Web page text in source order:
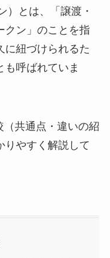
）とは、「譲渡・
クン」のことを指
に紐づけられるた
も呼ばれていま
共通点・違いの紹
りやすく解説して